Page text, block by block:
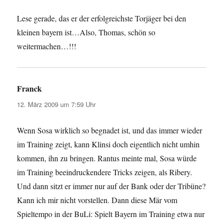
Lese gerade, das er der erfolgreichste Torjäger bei den
kleinen bayern ist…Also, Thomas, schön so
weitermachen…!!!
Franck
12. März 2009 um 7:59 Uhr
Wenn Sosa wirklich so begnadet ist, und das immer wieder
im Training zeigt, kann Klinsi doch eigentlich nicht umhin
kommen, ihn zu bringen. Rantus meinte mal, Sosa würde
im Training beeindruckendere Tricks zeigen, als Ribery.
Und dann sitzt er immer nur auf der Bank oder der Tribüne?
Kann ich mir nicht vorstellen. Dann diese Mär vom
Spieltempo in der BuLi: Spielt Bayern im Training etwa nur